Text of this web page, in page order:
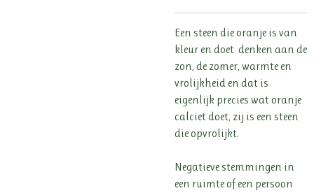
Een steen die oranje is van
kleur en doet denken aan de
zon, de zomer, warmte en
vrolijkheid en dat is
eigenlijk precies wat oranje
calciet doet, zij is een steen
die opvrolijkt.
Negatieve stemmingen in
een ruimte of een persoon